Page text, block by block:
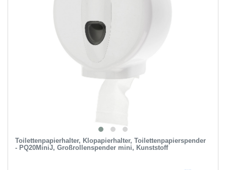
Toilettenpapierhalter, Klopapierhalter, Toilettenpapierspender
- PQ20MiniJ, Großrollenspender mini, Kunststoff